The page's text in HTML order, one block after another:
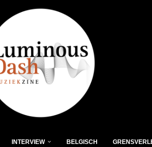
INTERVIEW BELGISCH